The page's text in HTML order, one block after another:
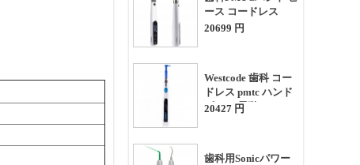
ース コードレス
360° スイベル + 2
20699 円
Westcode 歯科 コー
ドレス pmtc ハンド
ピース 電動 ハンド
20427 円
歯科用Sonicパワー